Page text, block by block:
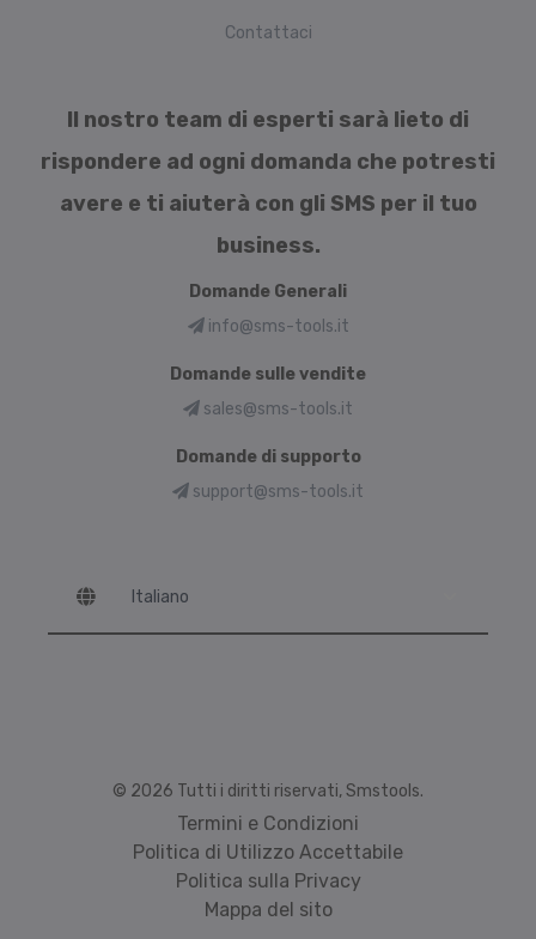
Contattaci
Il nostro team di esperti sarà lieto di
rispondere ad ogni domanda che potresti
avere e ti aiuterà con gli SMS per il tuo
business.
Domande Generali
info@sms-tools.it
Domande sulle vendite
sales@sms-tools.it
Domande di supporto
support@sms-tools.it
© 2026 Tutti i diritti riservati, Smstools.
Termini e Condizioni
Politica di Utilizzo Accettabile
Politica sulla Privacy
Mappa del sito